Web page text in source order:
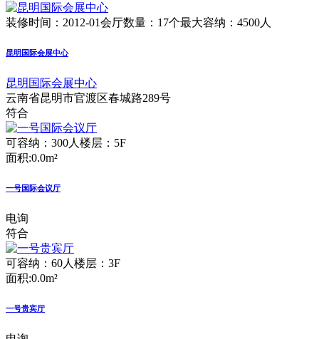
装修时间：2012-01会厅数量：17个最大容纳：4500人
昆明国际会展中心
昆明国际会展中心
云南省昆明市官渡区春城路289号
符合
可容纳：300人 楼层：5F
面积:0.0m²
一号国际会议厅
电询
符合
可容纳：60人 楼层：3F
面积:0.0m²
一号贵宾厅